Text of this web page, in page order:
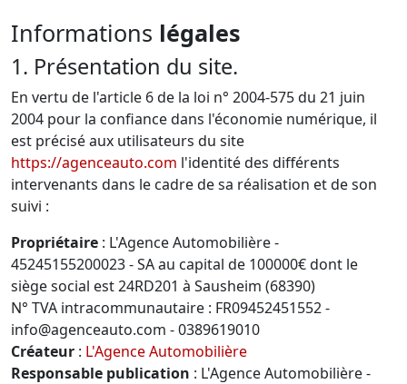
Informations légales
1. Présentation du site.
En vertu de l'article 6 de la loi n° 2004-575 du 21 juin
2004 pour la confiance dans l'économie numérique, il
est précisé aux utilisateurs du site
https://agenceauto.com l'identité des différents
intervenants dans le cadre de sa réalisation et de son
suivi :
Propriétaire : L'Agence Automobilière -
45245155200023 - SA au capital de 100000€ dont le
siège social est 24RD201 à Sausheim (68390)
N° TVA intracommunautaire : FR09452451552 -
info@agenceauto.com - 0389619010
Créateur : L'Agence Automobilière
Responsable publication : L'Agence Automobilière -